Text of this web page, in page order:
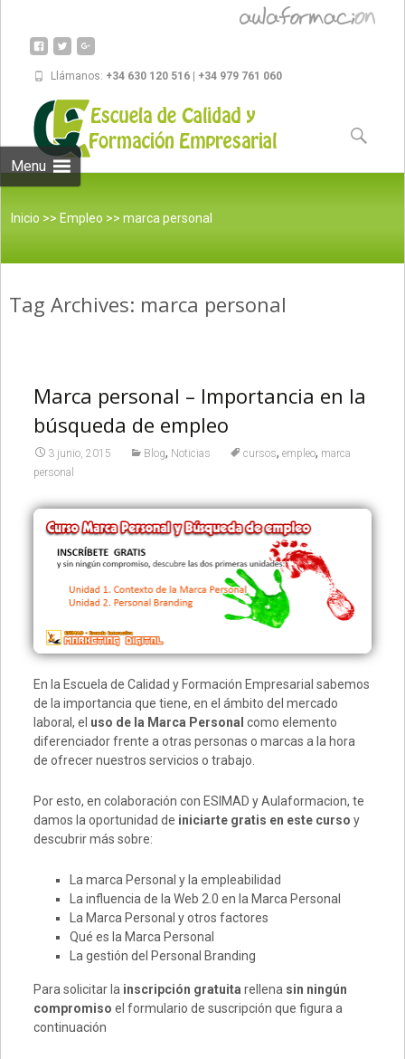
Llámanos: +34 630 120 516 | +34 979 761 060
Menu
content
Buscar:
Inicio >> Empleo >>marca personal
Tag Archives: marca personal
Marca personal – Importancia en la
búsqueda de empleo
3 junio, 2015 Blog, Noticias cursos, empleo, marca
personal
En la Escuela de Calidad y Formación Empresarial sabemos
de la importancia que tiene, en el ámbito del mercado
laboral, el uso de la Marca Personal como elemento
diferenciador frente a otras personas o marcas a la hora
de ofrecer nuestros servicios o trabajo.
Por esto, en colaboración con ESIMAD y Aulaformacion, te
damos la oportunidad de iniciarte gratis en este curso y
descubrir más sobre:
La marca Personal y la empleabilidad
La influencia de la Web 2.0 en la Marca Personal
La Marca Personal y otros factores
Qué es la Marca Personal
La gestión del Personal Branding
Para solicitar la inscripción gratuita rellena sin ningún
compromiso el formulario de suscripción que figura a
continuación